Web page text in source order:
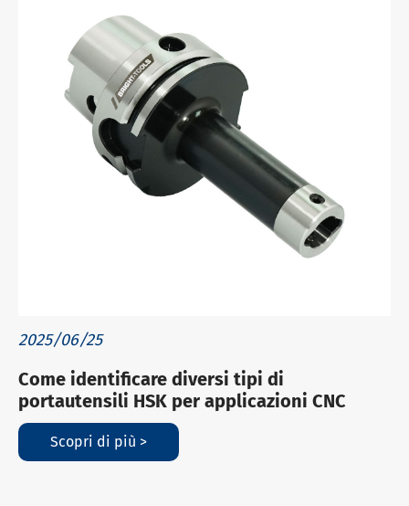
2025/06/25
Come identificare diversi tipi di
portautensili HSK per applicazioni CNC
Scopri di più >